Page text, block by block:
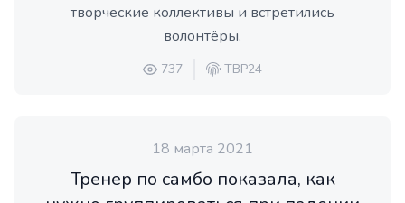
творческие коллективы и встретились
волонтёры.
737 ТВР24
18 марта 2021
Тренер по самбо показала, как